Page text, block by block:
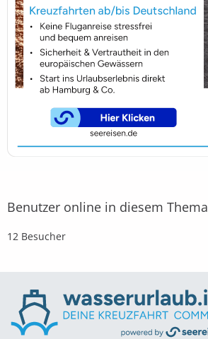
Benutzer online in diesem Thema
12 Besucher